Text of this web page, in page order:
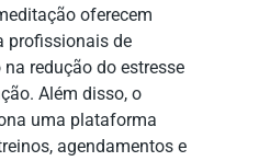
oferecem
profissionais de
redução do estresse
Além disso, o
uma plataforma
agendamentos e